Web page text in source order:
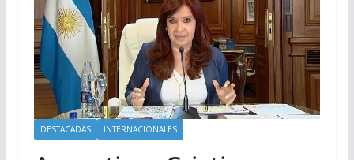
DESTACADAS INTERNACIONALES